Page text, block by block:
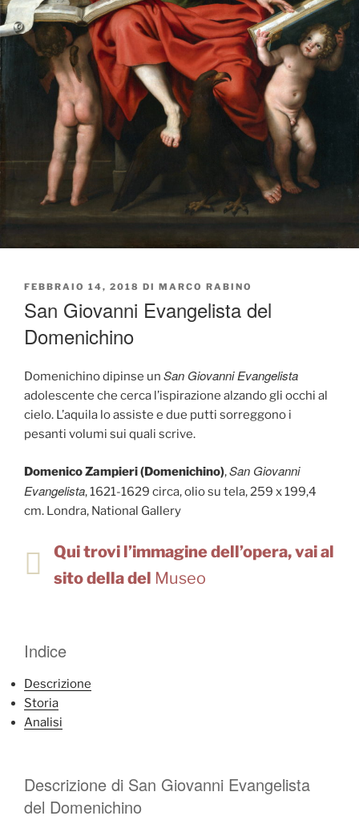
PUBBLICATO
FEBBRAIO 14, 2018 DI MARCO RABINO
San Giovanni Evangelista del
Domenichino
Domenichino dipinse un San Giovanni Evangelista
adolescente che cerca l’ispirazione alzando gli occhi al
cielo. L’aquila lo assiste e due putti sorreggono i
pesanti volumi sui quali scrive.
Domenico Zampieri (Domenichino),San Giovanni
Evangelista, 1621-1629 circa, olio su tela, 259 x 199,4
cm. Londra, National Gallery
Qui trovi l’immagine dell’opera, vai al
sito della del Museo
Indice
Descrizione
Storia
Analisi
Descrizione di San Giovanni Evangelista
del Domenichino